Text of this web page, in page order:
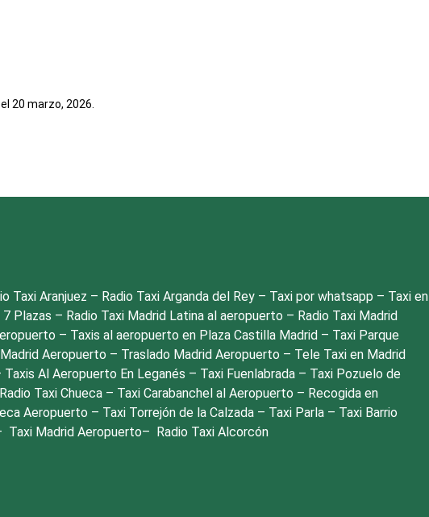
el 20 marzo, 2026.
Taxi Aranjuez – Radio Taxi Arganda del Rey – Taxi por whatsapp – Taxi en
7 Plazas – Radio Taxi Madrid Latina al aeropuerto – Radio Taxi Madrid
– Taxis al aeropuerto en Plaza Castilla Madrid – Taxi Parque
Aeropuerto – Traslado Madrid Aeropuerto – Tele Taxi en Madrid
Taxis Al Aeropuerto En Leganés – Taxi Fuenlabrada – Taxi Pozuelo de
Radio Taxi Chueca – Taxi Carabanchel al Aeropuerto – Recogida en
Aeropuerto – Taxi Torrejón de la Calzada – Taxi Parla – Taxi Barrio
Taxi Madrid Aeropuerto– Radio Taxi Alcorcón